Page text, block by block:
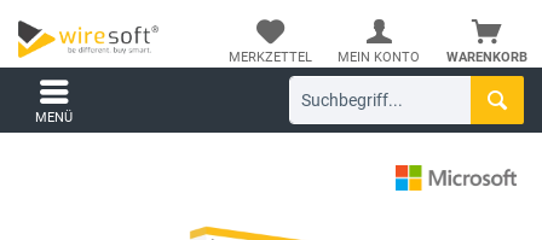
WARENKORB
MERKZETTEL MEIN KONTO
MENÜ